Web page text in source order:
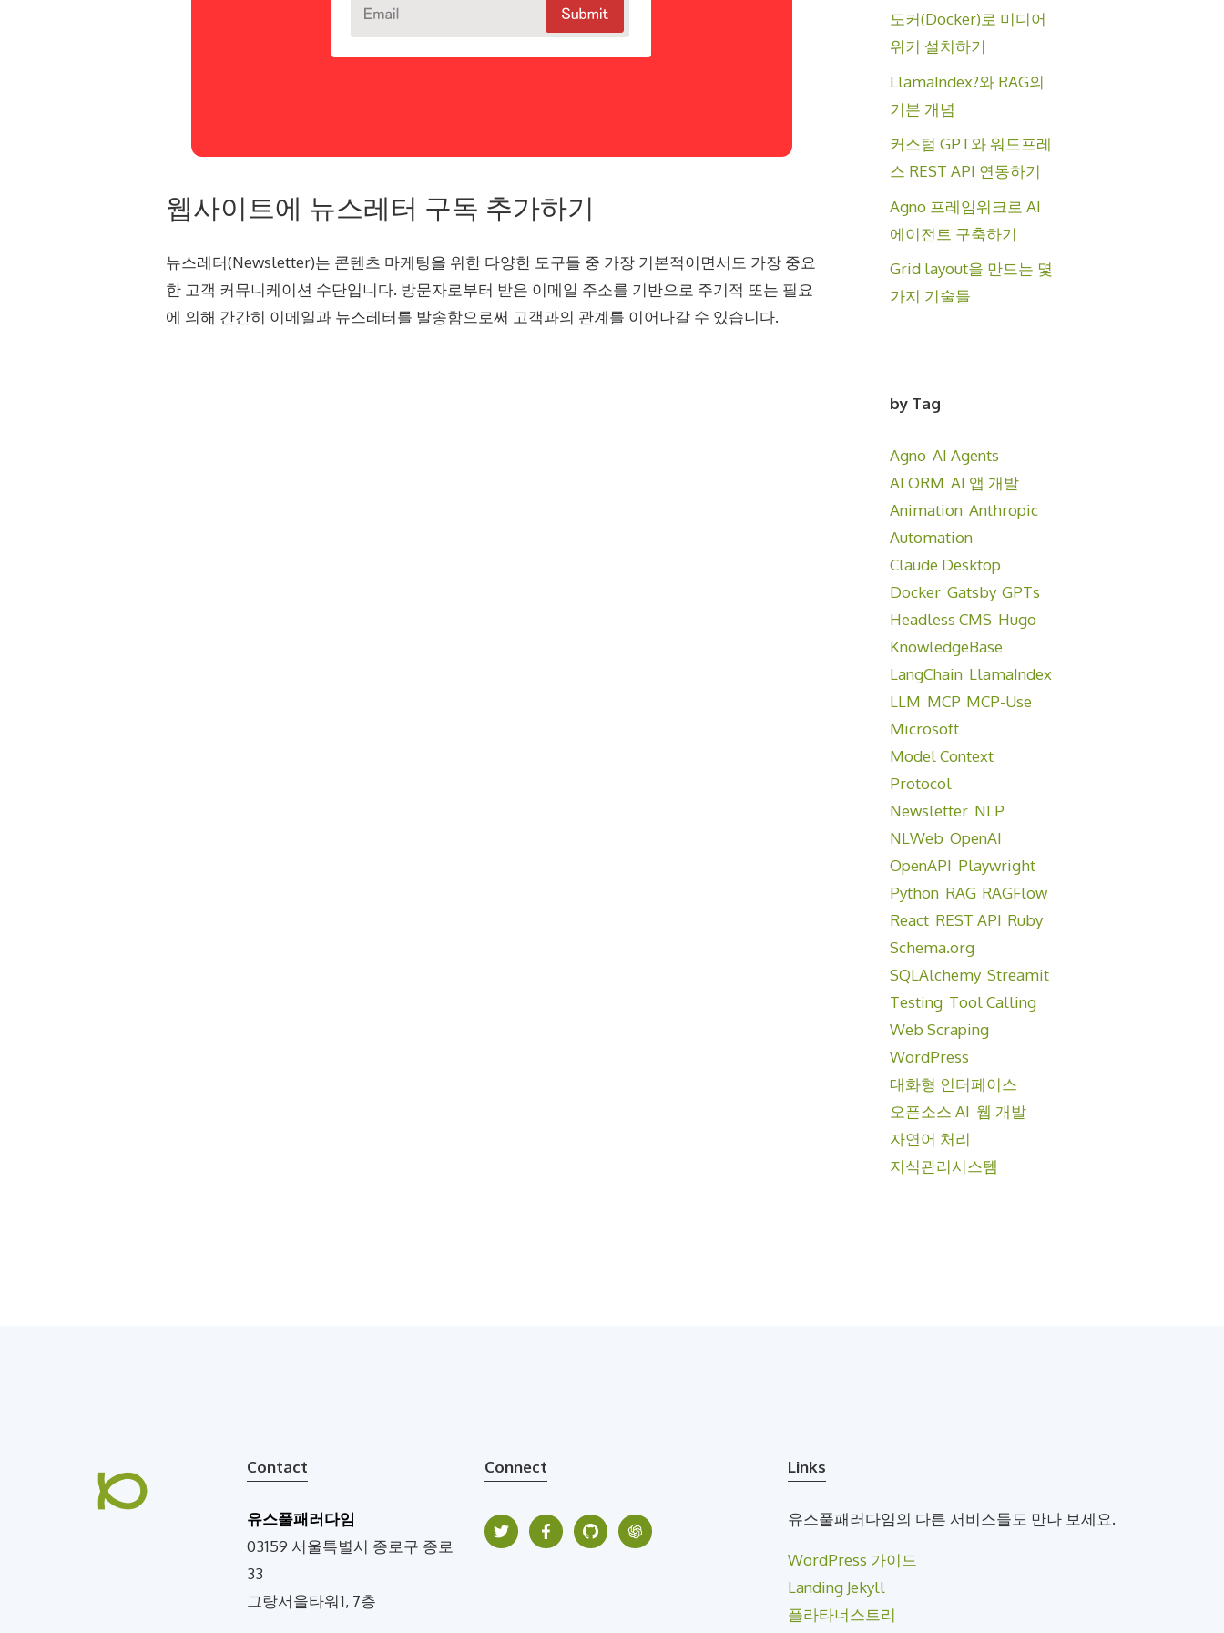
웹사이트에 뉴스레터 구독 추가하기
뉴스레터(Newsletter)는 콘텐츠 마케팅을 위한 다양한 도구들 중 가장 기본적이면서도 가장 중요
한 고객 커뮤니케이션 수단입니다. 방문자로부터 받은 이메일 주소를 기반으로 주기적 또는 필요
에 의해 간간히 이메일과 뉴스레터를 발송함으로써 고객과의 관계를 이어나갈 수 있습니다.
도커(Docker)로 미디어
위키 설치하기
LlamaIndex?와 RAG의
기본 개념
커스텀 GPT와 워드프레
스 REST API 연동하기
Agno 프레임워크로 AI
에이전트 구축하기
Grid layout을 만드는 몇
가지 기술들
by Tag
Agno AI Agents
AI ORM AI 앱 개발
Animation Anthropic
Automation
Claude Desktop
Docker Gatsby GPTs
Headless CMS Hugo
KnowledgeBase
LangChain LlamaIndex
LLM MCP MCP-Use
Microsoft
Model Context
Protocol
Newsletter NLP
NLWeb OpenAI
OpenAPI Playwright
Python RAG RAGFlow
React REST API Ruby
Schema.org
SQLAlchemy Streamit
Testing Tool Calling
Web Scraping
WordPress
대화형 인터페이스
오픈소스 AI 웹 개발
자연어 처리
지식관리시스템
Contact
유스풀패러다임
03159 서울특별시 종로구 종로
33
그랑서울타워1, 7층
Connect Links
유스풀패러다임의 다른 서비스들도 만나 보세요.
WordPress 가이드
Landing Jekyll
플라타너스트리